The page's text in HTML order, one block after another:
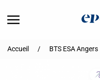
Accueil BTS ESA Angers